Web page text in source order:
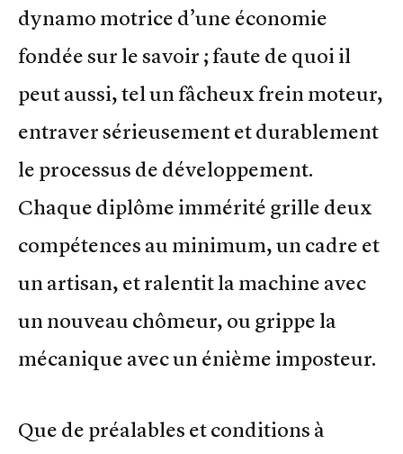
dynamo motrice d’une économie
fondée sur le savoir ; faute de quoi il
peut aussi, tel un fâcheux frein moteur,
entraver sérieusement et durablement
le processus de développement.
Chaque diplôme immérité grille deux
compétences au minimum, un cadre et
un artisan, et ralentit la machine avec
un nouveau chômeur, ou grippe la
mécanique avec un énième imposteur.
Que de préalables et conditions à